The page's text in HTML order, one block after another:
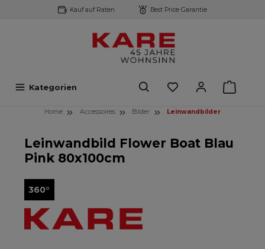
springen Kauf auf Raten Best Price Garantie
Kategorien
Home Accessoires Bilder Leinwandbilder
Leinwandbild Flower Boat Blau
Pink 80x100cm
360°